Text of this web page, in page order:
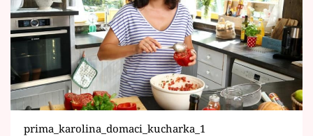
Seriály
Horoskopy
Sledujte prima+
Filmový festival Karlovy Vary
prima_karolina_domaci_kucharka_1